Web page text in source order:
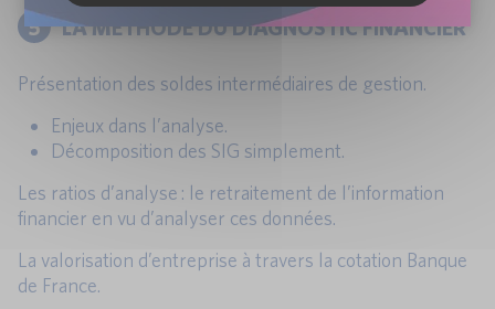
5 LA METHODE DU DIAGNOSTIC FINANCIER
Présentation des soldes intermédiaires de gestion.
Enjeux dans l’analyse.
Décomposition des SIG simplement.
Les ratios d’analyse : le retraitement de l’information
financier en vu d’analyser ces données.
La valorisation d’entreprise à travers la cotation Banque
de France.